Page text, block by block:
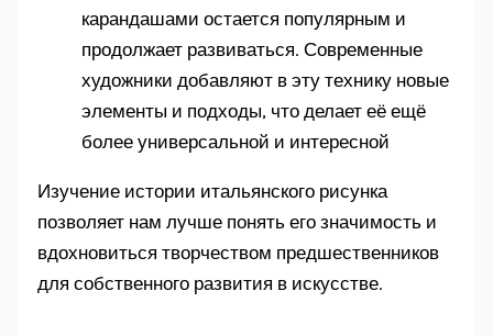
карандашами остается популярным и
продолжает развиваться. Современные
художники добавляют в эту технику новые
элементы и подходы, что делает её ещё
более универсальной и интересной
Изучение истории итальянского рисунка
позволяет нам лучше понять его значимость и
вдохновиться творчеством предшественников
для собственного развития в искусстве.